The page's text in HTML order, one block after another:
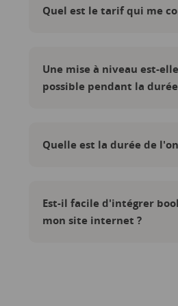
Quel est le tarif qui me
Une mise à niveau est-
possible pendant la
Quelle est la durée de
Est-il facile d'intégrer
mon site internet ?